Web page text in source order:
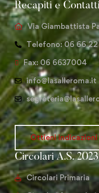
Recapiti e
Via Giambattista
Telefono: 06 66 22
Fax: 06 6637004
info@lasalleroma.it
Ottieni indicazioni
Circolari A.S.
Circolari Primaria